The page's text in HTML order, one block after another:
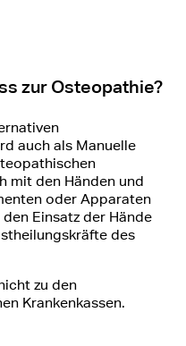
zur Osteopathie?
auch als Manuelle
mit den Händen und
oder Apparaten
Einsatz der Hände
des
zu den
Krankenkassen.